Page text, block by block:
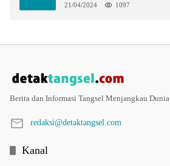
21/04/2024 1097
Berita dan Informasi Tangsel Menjangkau Dunia
redaksi@detaktangsel.com
Kanal